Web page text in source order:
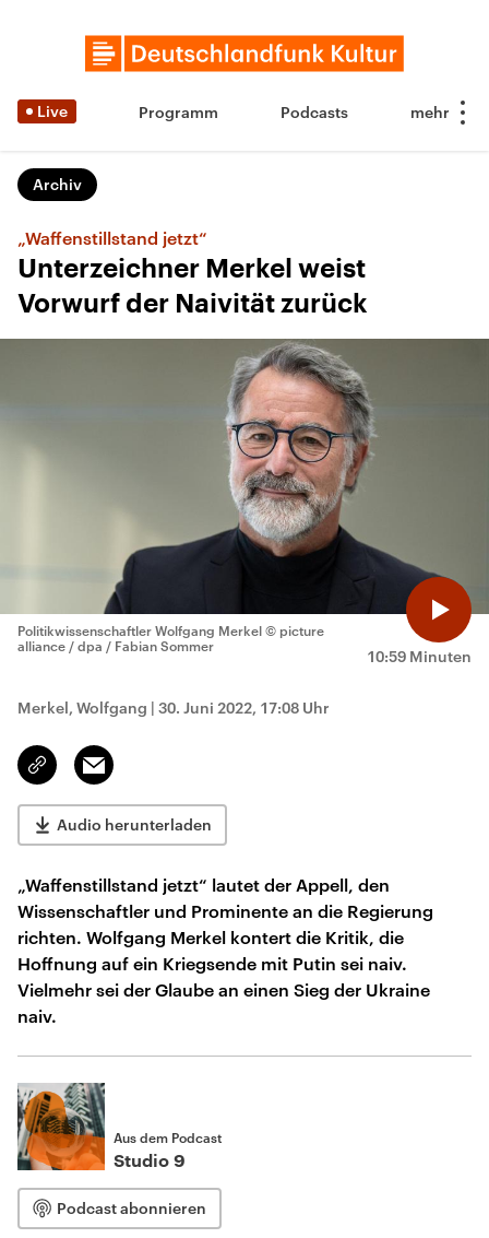
Live Programm Podcasts
Archiv
„Waffenstillstand jetzt“
Unterzeichner Merkel weist
Vorwurf der Naivität zurück
10:59 Minuten
Politikwissenschaftler Wolfgang Merkel © picture
alliance / dpa / Fabian Sommer
Merkel, Wolfgang | 30. Juni 2022, 17:08 Uhr
Link
kopieren/teilen
Email
Audio herunterladen
„Waffenstillstand jetzt“ lautet der Appell, den
Wissenschaftler und Prominente an die Regierung
richten. Wolfgang Merkel kontert die Kritik, die
Hoffnung auf ein Kriegsende mit Putin sei naiv.
Vielmehr sei der Glaube an einen Sieg der Ukraine
naiv.
Aus dem Podcast
Studio 9
Podcast abonnieren